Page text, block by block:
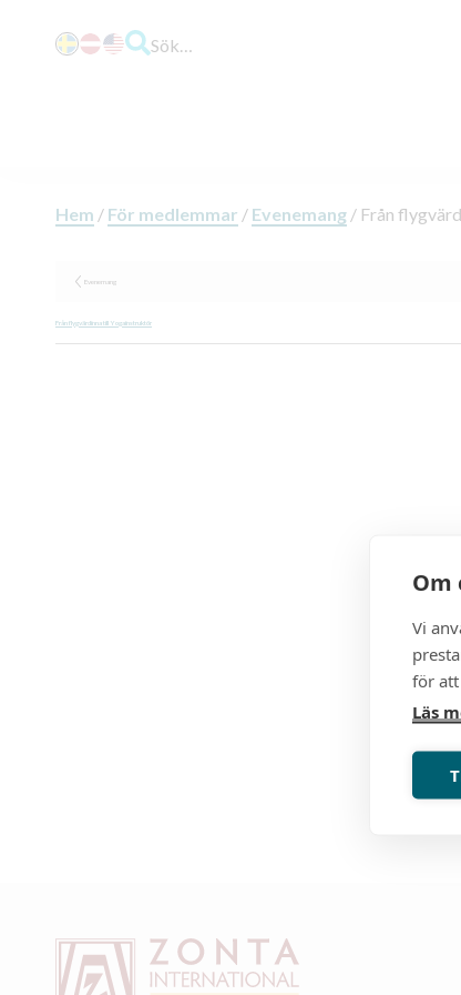
Sök…
Hem / För medlemmar / Evenemang / Från
Evenemang
Från flygvärdinna till Yogainstruktör
Om
Vi
för att
Läs